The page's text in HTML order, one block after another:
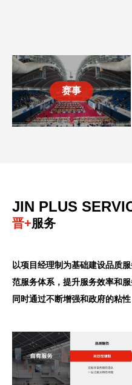
赛事
JIN PLUS
晋+服务
以项目经理制为基础建设品质
范服务体系，提升服务效率和服
同时通过不断增强和政府的粘